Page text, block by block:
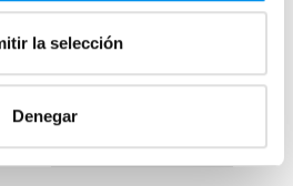
la selección
Denegar
lateral fijo) 6 mm
437,34€
desde 145,78€/mes